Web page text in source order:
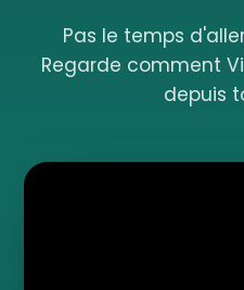
Pas le temps
Regarde comment
depuis